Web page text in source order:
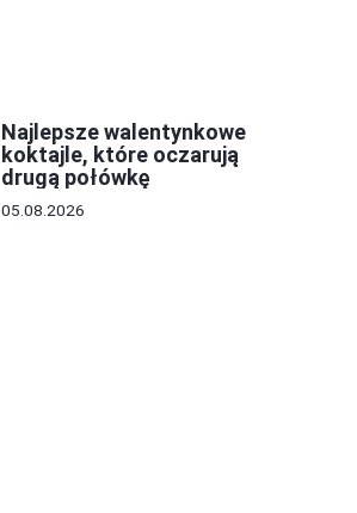
Najlepsze walentynkowe
koktajle, które oczarują
drugą połówkę
05.08.2026